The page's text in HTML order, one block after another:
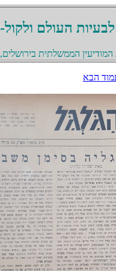
העולם
הממשלתית
הבא